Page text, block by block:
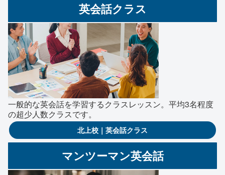
英会話クラス
一般的な英会話を学習するクラスレッスン。平均3名程度
の超少人数クラスです。
北上校｜英会話クラス
マンツーマン英会話